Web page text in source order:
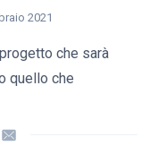
2021
che sarà
quello che